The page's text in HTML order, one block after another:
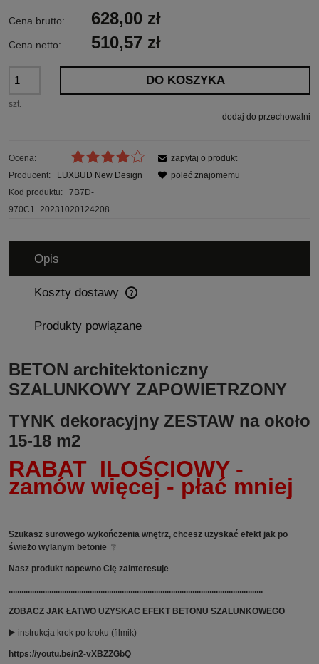
Cena brutto: 628,00 zł
Cena netto: 510,57 zł
szt.
DO KOSZYKA
dodaj do przechowalni
Ocena:
Producent:
LUXBUD New Design
Kod produktu:
7B7D-
970C1_20231020124208
zapytaj o produkt
poleć znajomemu
Opis
Koszty dostawy
Cena nie zawiera ewentualnych kosztów płatności
Produkty powiązane
BETON architektoniczny
SZALUNKOWY ZAPOWIETRZONY
TYNK dekoracyjny ZESTAW na około
15-18 m2
RABAT ILOŚCIOWY -
zamów więcej - płać mniej
Szukasz surowego wykończenia wnętrz, chcesz uzyskać efekt jak po
świeżo wylanym betonie ❔
Nasz produkt napewno Cię zainteresuje
.......................................................................................................................
ZOBACZ JAK ŁATWO UZYSKAC EFEKT BETONU SZALUNKOWEGO
▶️ instrukcja krok po kroku (filmik)
https://youtu.be/n2-vXBZZGbQ